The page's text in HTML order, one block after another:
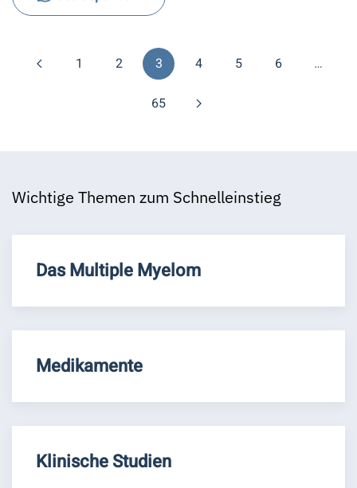
1 2 3 4 5 6 …
65
Wichtige Themen zum Schnelleinstieg
Das Multiple Myelom
Medikamente
Klinische Studien